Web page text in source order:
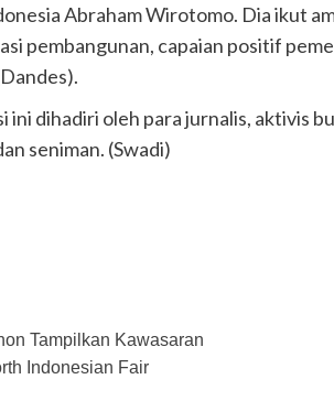
Abraham Wirotomo. Dia ikut
pembangunan, capaian positif
ini dihadiri oleh para jurnalis, aktivis
seniman. (Swadi)
Tampilkan Kawasaran
Indonesian Fair